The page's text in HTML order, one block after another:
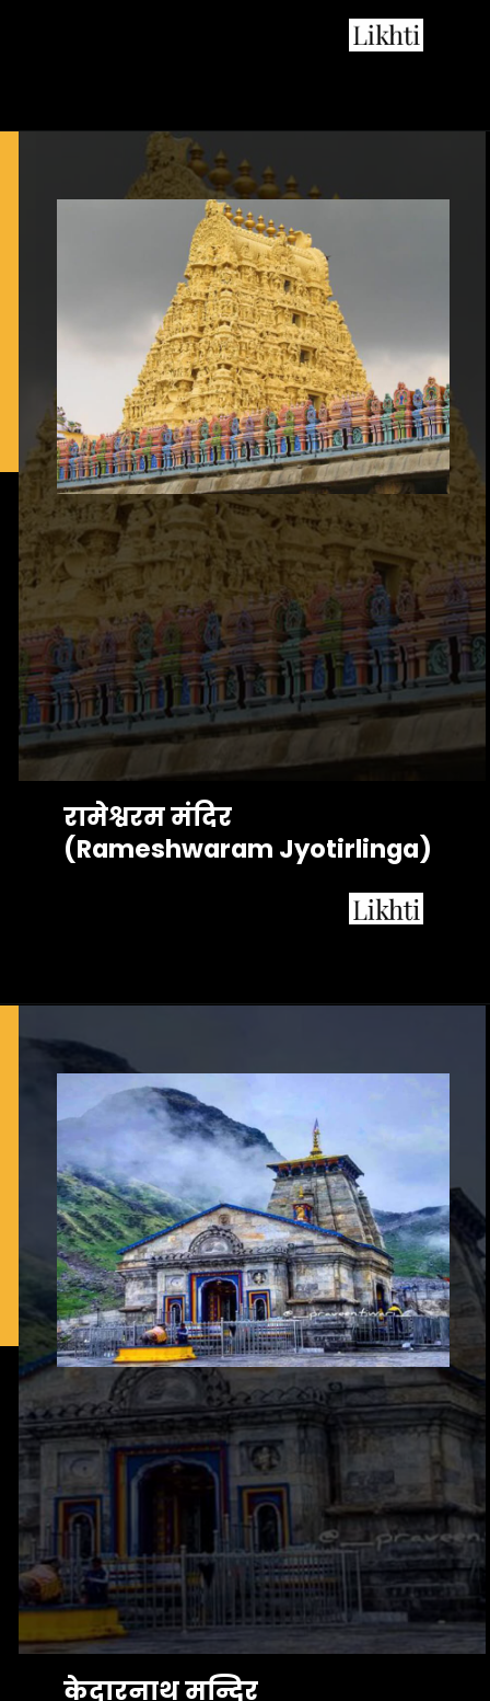
रामेश्वरम मंदिर
(Rameshwaram Jyotirlinga)
केदारनाथ मन्दिर